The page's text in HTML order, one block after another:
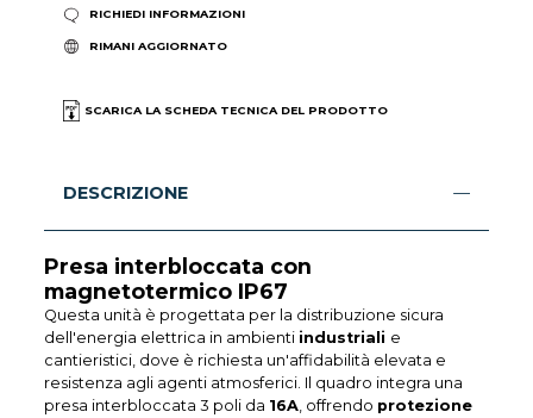
RICHIEDI INFORMAZIONI
RIMANI AGGIORNATO
SCARICA LA SCHEDA TECNICA DEL PRODOTTO
DESCRIZIONE
Presa interbloccata con
magnetotermico IP67
Questa unità è progettata per la distribuzione sicura
dell'energia elettrica in ambienti industriali e
cantieristici, dove è richiesta un'affidabilità elevata e
resistenza agli agenti atmosferici. Il quadro integra una
presa interbloccata 3 poli da 16A, offrendo protezione